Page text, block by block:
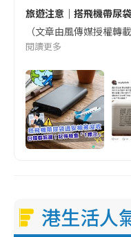
旅遊注意｜搭飛機帶尿
（文章由風傳媒授權
閱讀更多
港生活人